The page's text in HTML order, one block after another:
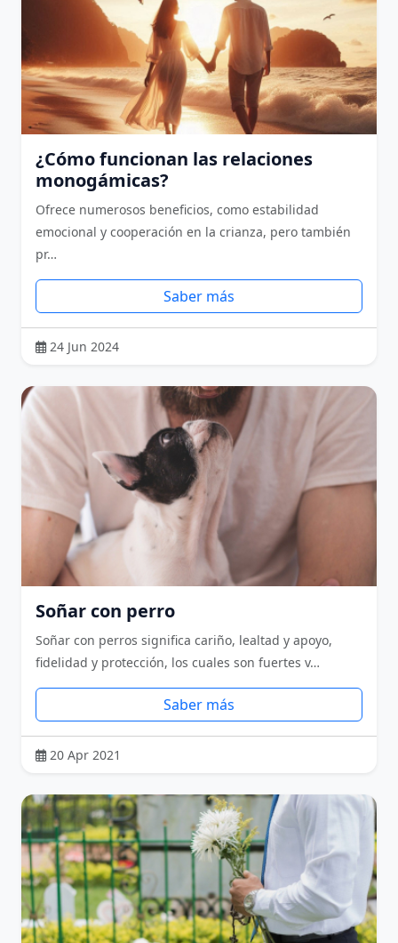
¿Cómo funcionan las relaciones
monogámicas?
Ofrece numerosos beneficios, como estabilidad
emocional y cooperación en la crianza, pero también
pr…
Saber más
24 Jun 2024
Soñar con perro
Soñar con perros significa cariño, lealtad y apoyo,
fidelidad y protección, los cuales son fuertes v…
Saber más
20 Apr 2021